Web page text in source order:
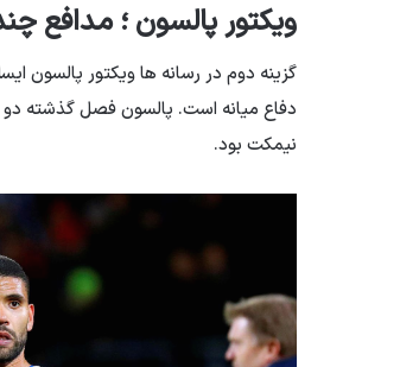
ویکتور پالسون ؛ مدافع
نیمکت بود.